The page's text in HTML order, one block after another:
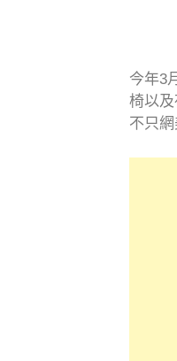
今年3
椅以
不只